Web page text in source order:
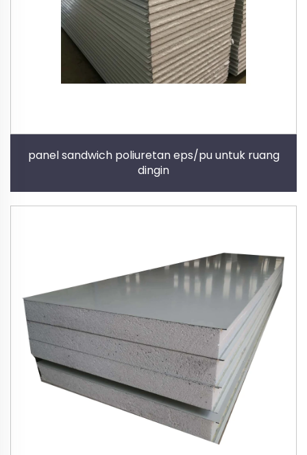
panel sandwich poliuretan eps/pu untuk ruang
dingin